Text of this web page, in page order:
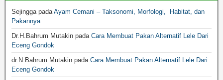
SejinggapadaAyam Cemani – Taksonomi, Morfologi, Habitat, dan
Pakannya
Dr.H.Bahrum Mutakin pada Cara Membuat Pakan Alternatif Lele Dari
Eceng Gondok
dr.N.Bahrum Mutakin pada Cara Membuat Pakan Alternatif Lele Dari
Eceng Gondok